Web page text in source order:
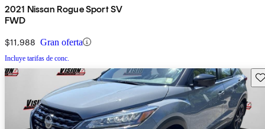
2021 Nissan Rogue Sport SV
FWD
$11,988 Gran oferta
Incluye tarifas de conc.